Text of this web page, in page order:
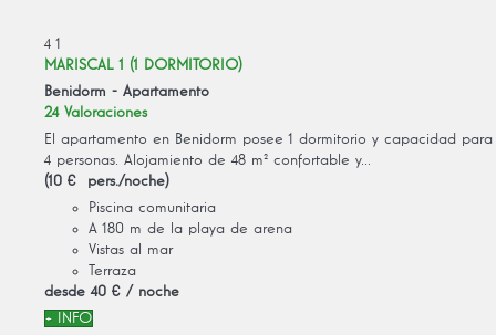
4 1
MARISCAL 1 (1 DORMITORIO)
Benidorm - Apartamento
24 Valoraciones
El apartamento en Benidorm posee 1 dormitorio y capacidad para
4 personas. Alojamiento de 48 m² confortable y...
(10 € pers./noche)
Piscina comunitaria
A 180 m de la playa de arena
Vistas al mar
Terraza
desde 40 € / noche
+ INFO